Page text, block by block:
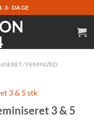
3- DAGE
/ FEMINIZED
3 & 5